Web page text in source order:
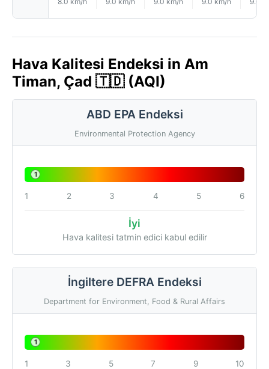
Hava Kalitesi Endeksi in Am
Timan, Çad 🇹🇩 (AQI)
ABD EPA Endeksi
Environmental Protection Agency
1
1 2 3 4 5 6
İyi
Hava kalitesi tatmin edici kabul edilir
İngiltere DEFRA Endeksi
Department for Environment, Food & Rural Affairs
1
1 3 5 7 9 10